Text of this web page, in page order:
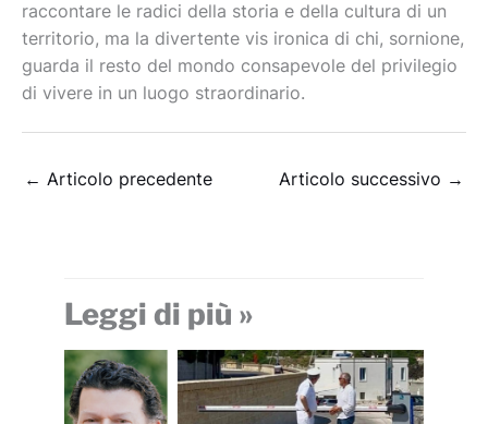
raccontare le radici della storia e della cultura di un
territorio, ma la divertente vis ironica di chi, sornione,
guarda il resto del mondo consapevole del privilegio
di vivere in un luogo straordinario.
← Articolo precedente Articolo successivo →
Leggi di più »